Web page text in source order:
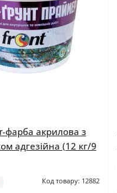
фарба акрилова з
адгезійна (12 кг/9
Код товару: 12882